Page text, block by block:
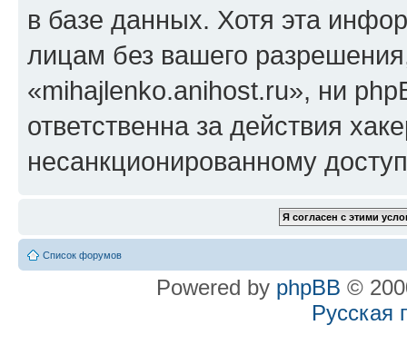
в базе данных. Хотя эта
лицам без вашего
«mihajlenko.anihost.ru», ни
ответственна за действия
несанкционированному
Список форумов
Powered by phpBB ©
Русская